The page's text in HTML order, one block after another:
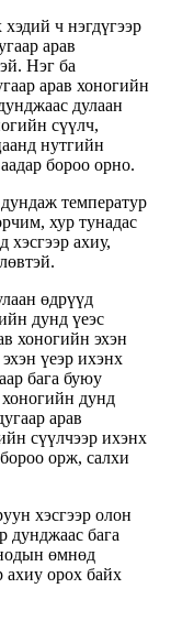
ч нэгдүгээр
арав
Нэг ба
арав хоногийн
дулаан
сүүлч,
нутгийн
бороо орно.
температур
хур тунадас
ахиу,
өдрүүд
дунд үеэс
хоногийн эхэн
үеэр ихэнх
бага буюу
хоногийн дунд
арав
сүүлчээр ихэнх
орж, салхи
хэсгээр олон
дунджаас бага
өмнөд
ахиу орох байх